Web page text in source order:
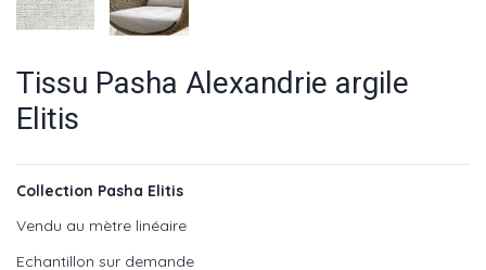
Tissu Pasha Alexandrie argile
Elitis
Collection Pasha Elitis
Vendu au mètre linéaire
Echantillon sur demande